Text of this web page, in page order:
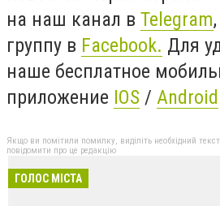
на наш канал в Telegram,
группу в Facebook. Для
наше бесплатное
приложение IOS / Android
Якщо ви помітили помилку, виділіть необхідний
повідомити про це редакцію
ГОЛОС МІСТА